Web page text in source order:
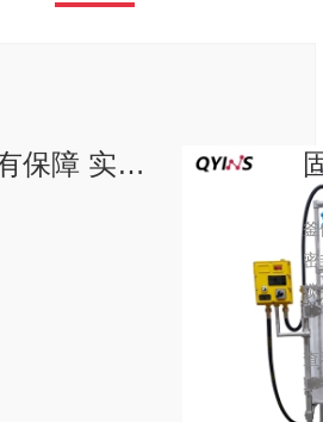
亚克力板防护加持安全高效有保障 实验室生产一条线 双层玻璃反应釜
釜
密
搅
查